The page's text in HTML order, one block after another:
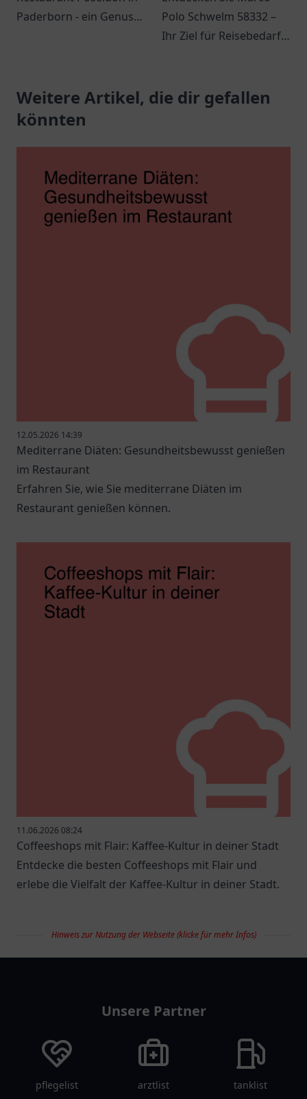
Paderborn - ein Genuss
Atmosphäre.
Polo Schwelm 58332 –
Ihr Ziel für Reisebedarf
Lassen Sie sich
inspirieren!
Weitere Artikel, die dir gefallen
könnten
12.05.2026 14:39
Mediterrane Diäten: Gesundheitsbewusst genießen
im Restaurant
Erfahren Sie, wie Sie mediterrane Diäten im
Restaurant genießen können.
11.06.2026 08:24
Coffeeshops mit Flair: Kaffee-Kultur in deiner Stadt
Entdecke die besten Coffeeshops mit Flair und
erlebe die Vielfalt der Kaffee-Kultur in deiner Stadt.
Hinweis zur Nutzung der Webseite (klicke für mehr Infos)
Unsere Partner
pflegelist arztlist tanklist